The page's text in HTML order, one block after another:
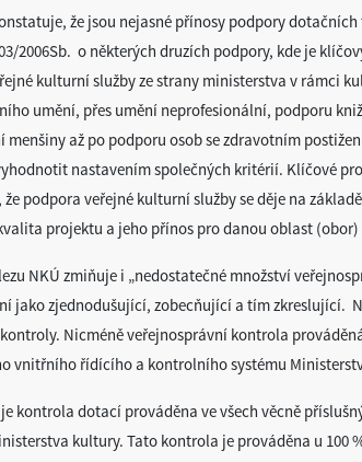
že jsou nejasné přínosy podpory
2006Sb. o některých druzích podpory, kde je
kulturní služby ze strany ministerstva v rámci
umění, přes umění neprofesionální, podporu
menšiny až po podporu osob se zdravotním
nastavením společných kritérií. Klíčové
že podpora veřejné kulturní služby se děje na
projektu a jeho přínos pro danou oblast
NKÚ zmiňuje i „nedostatečné množství
jako zjednodušující, zobecňující a tím zkreslující.
Nicméně veřejnosprávní kontrola
vnitřního řídícího a kontrolního systému
kontrola dotací prováděna ve všech věcně
kultury. Tato kontrola je prováděna u 100